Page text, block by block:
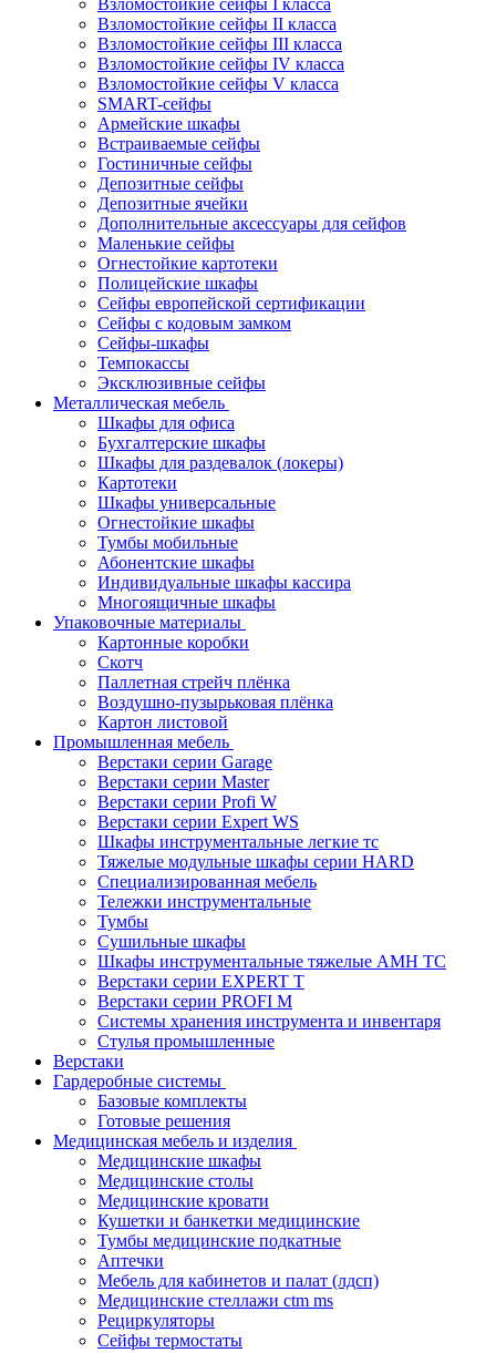
Взломостойкие сейфы I класса
Взломостойкие сейфы II класса
Взломостойкие сейфы III класса
Взломостойкие сейфы IV класса
Взломостойкие сейфы V класса
SMART-сейфы
Армейские шкафы
Встраиваемые сейфы
Гостиничные сейфы
Депозитные сейфы
Депозитные ячейки
Дополнительные аксессуары для сейфов
Маленькие сейфы
Огнестойкие картотеки
Полицейские шкафы
Сейфы европейской сертификации
Сейфы с кодовым замком
Сейфы-шкафы
Темпокассы
Эксклюзивные сейфы
Металлическая мебель
Шкафы для офиса
Бухгалтерские шкафы
Шкафы для раздевалок (локеры)
Картотеки
Шкафы универсальные
Огнестойкие шкафы
Тумбы мобильные
Абонентские шкафы
Индивидуальные шкафы кассира
Многоящичные шкафы
Упаковочные материалы
Картонные коробки
Скотч
Паллетная стрейч плёнка
Воздушно-пузырьковая плёнка
Картон листовой
Промышленная мебель
Верстаки серии Garage
Верстаки серии Master
Верстаки серии Profi W
Верстаки серии Expert WS
Шкафы инструментальные легкие тс
Тяжелые модульные шкафы серии HARD
Cпециализированная мебель
Тележки инструментальные
Тумбы
Cушильные шкафы
Шкафы инструментальные тяжелые AMH TC
Верстаки серии EXPERT T
Верстаки серии PROFI M
Системы хранения инструмента и инвентаря
Стулья промышленные
Верстаки
Гардеробные системы
Базовые комплекты
Готовые решения
Медицинская мебель и изделия
Медицинские шкафы
Медицинские столы
Медицинские кровати
Кушетки и банкетки медицинские
Тумбы медицинские подкатные
Аптечки
Мебель для кабинетов и палат (лдсп)
Медицинские стеллажи ctm ms
Рециркуляторы
Сейфы термостаты